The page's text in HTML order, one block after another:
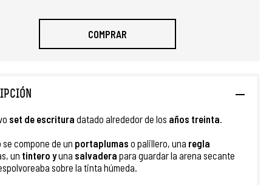
COMPRAR
set de escritura datado alrededor de los años treinta.
se compone de un portaplumas o palillero, una regla
un tintero yuna salvadera para guardar la arena secante
sobre la tinta húmeda.